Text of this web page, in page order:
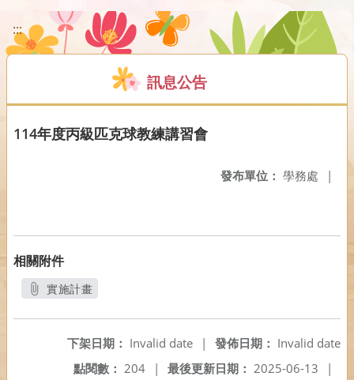
:::
訊息公告
114年度丙級匹克球教練講習會
發布單位： 學務處 |
相關附件
實施計畫
發佈日期： Invalid date
下架日期： Invalid date
|
最後更新日期： 2025-06-13 |
點閱數： 204 |